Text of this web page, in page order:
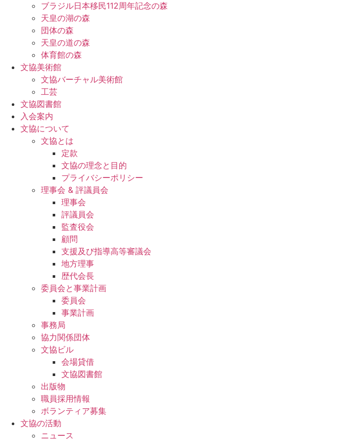
ブラジル日本移民112周年記念の森
天皇の湖の森
団体の森
天皇の道の森
体育館の森
文協美術館
文協バーチャル美術館
工芸
文協図書館
入会案内
文協について
文協とは
定款
文協の理念と目的
プライバシーポリシー
理事会 & 評議員会
理事会
評議員会
監査役会
顧問
支援及び指導高等審議会
地方理事
歴代会長
委員会と事業計画
委員会
事業計画
事務局
協力関係団体
文協ビル
会場貸借
文協図書館
出版物
職員採用情報
ボランティア募集
文協の活動
ニュース